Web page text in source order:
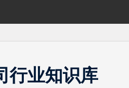
云数据及正射影像
行业知识库